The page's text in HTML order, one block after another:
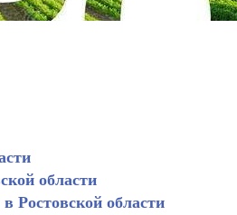
области
Ростовской области